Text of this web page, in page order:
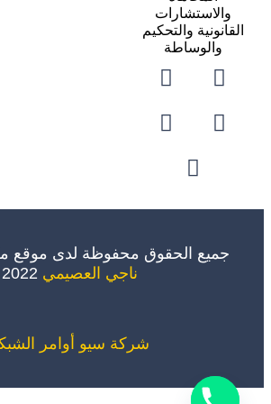
والاستشارات
القانونية والتحكيم
والوساطة
جميع الحقوق محفوظة لدى موقع
ناجي العصيمي 2022
شركة سيو أوامر